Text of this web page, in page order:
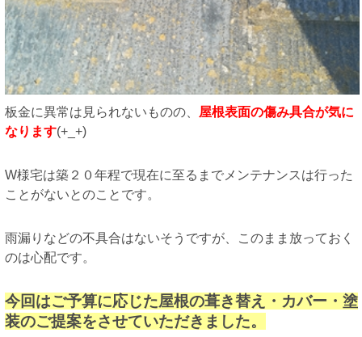
板金に異常は見られないものの、 屋根表面の傷み具合が気に
なります(+_+)
W様宅は築２０年程で現在に至るまでメンテナンスは行った
ことがないとのことです。
雨漏りなどの不具合はないそうですが、このまま放っておく
のは心配です。
今回はご予算に応じた屋根の葺き替え・カバー・塗
装のご提案をさせていただきました。